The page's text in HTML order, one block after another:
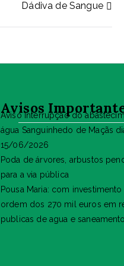
Dádiva de Sangue
Avisos
Aviso Interrupção do
água Sanguinhedo de Maçãs
15/06/2026
Poda de árvores, arbustos
para a via pública
Pousa Maria: com investimento
ordem dos 270 mil euros em
publicas de agua e